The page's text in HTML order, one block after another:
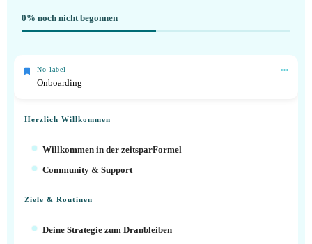
0% noch nicht begonnen
No label
Onboarding
Herzlich Willkommen
Willkommen in der zeitsparFormel
Community & Support
Ziele & Routinen
Deine Strategie zum Dranbleiben